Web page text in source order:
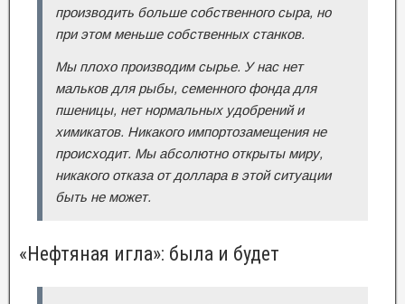
производить больше собственного сыра, но
при этом меньше собственных станков.
Мы плохо производим сырье. У нас нет
мальков для рыбы, семенного фонда для
пшеницы, нет нормальных удобрений и
химикатов. Никакого импортозамещения не
происходит. Мы абсолютно открыты миру,
никакого отказа от доллара в этой ситуации
быть не может.
«Нефтяная игла»: была и будет